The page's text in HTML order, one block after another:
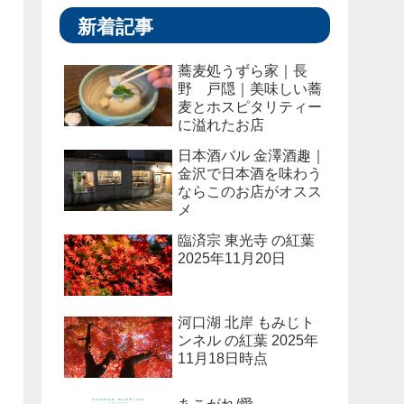
新着記事
蕎麦処うずら家｜長
野 戸隠｜美味しい蕎
麦とホスピタリティー
に溢れたお店
日本酒バル 金澤酒趣｜
金沢で日本酒を味わう
ならこのお店がオスス
メ
臨済宗 東光寺 の紅葉
2025年11月20日
河口湖 北岸 もみじト
ンネル の紅葉 2025年
11月18日時点